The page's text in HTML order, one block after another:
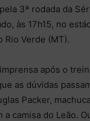
3ª rodada da
às 17h15, no
Rio Verde (MT).
após o
as dúvidas
Packer,
a camisa do Leão.